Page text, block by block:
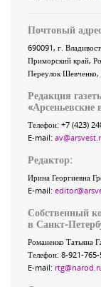
Почтовый
690091, г.
Приморский край,
Переулок Шевченко,
Редакция
«Арсеньевские
Телефон: +7 (423)
E-mail:
Редактор:
Ирина Георгиевна
E-mail:
Собственный
в Санкт-
Романенко Татьяна
Телефон: 8-921-765-
E-mail: